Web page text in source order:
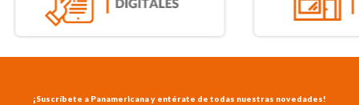
¡Suscríbete a Panamericana y entérate de todas nuestras novedades!